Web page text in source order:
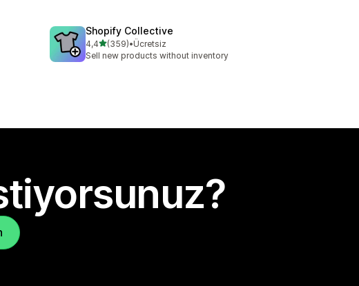
Shopify Collective
4,45 yıldız üzerinden
(359)
toplam 359 değerlendirme
•Ücretsiz
Sell new products without inventory